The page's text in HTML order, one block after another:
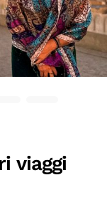
viaggi